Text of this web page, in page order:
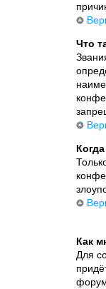
Что
Как
Для